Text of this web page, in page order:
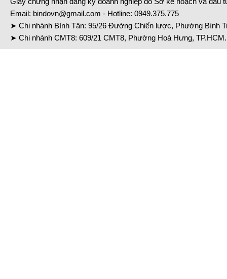
Email: bindovn@gmail.com - Hotline: 0949.375.775
➤ Chi nhánh Bình Tân: 95/26 Đường Chiến lược, Phường Bình
➤ Chi nhánh CMT8: 609/21 CMT8, Phường Hoà Hưng,